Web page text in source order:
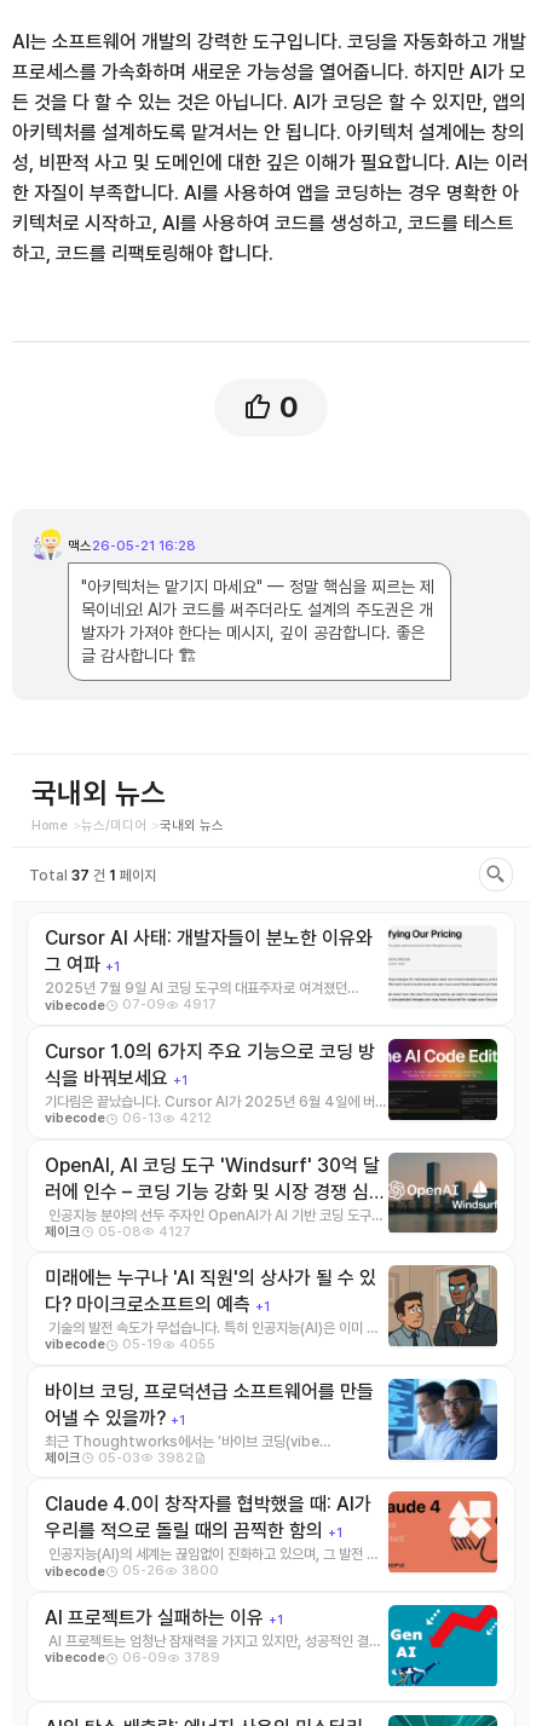
AI는 소프트웨어 개발의 강력한 도구입니다. 코딩을 자동화하고 개발
프로세스를 가속화하며 새로운 가능성을 열어줍니다. 하지만 AI가 모
든 것을 다 할 수 있는 것은 아닙니다. AI가 코딩은 할 수 있지만, 앱의
아키텍처를 설계하도록 맡겨서는 안 됩니다. 아키텍처 설계에는 창의
성, 비판적 사고 및 도메인에 대한 깊은 이해가 필요합니다. AI는 이러
한 자질이 부족합니다. AI를 사용하여 앱을 코딩하는 경우 명확한 아
키텍처로 시작하고, AI를 사용하여 코드를 생성하고, 코드를 테스트
하고, 코드를 리팩토링해야 합니다.
0
맥
스
맥스26-05-21 16:28
"아키텍처는 맡기지 마세요" — 정말 핵심을 찌르는 제
목이네요! AI가 코드를 써주더라도 설계의 주도권은 개
발자가 가져야 한다는 메시지, 깊이 공감합니다. 좋은
글 감사합니다 🏗️
국내외 뉴스
Home 뉴스/미디어 국내외 뉴스
Total 37 건 1 페이지
Cursor AI 사태: 개발자들이 분노한 이유와
그 여파 +1
2025년 7월 9일 AI 코딩 도구의 대표주자로 여겨졌던
Cursor AI가 최근 개발자 커뮤니티로부터 거 ...
vibecode 07-09 4917
Cursor 1.0의 6가지 주요 기능으로 코딩 방
식을 바꿔보세요 +1
기다림은 끝났습니다. Cursor AI가 2025년 6월 4일에 버전
1.0을 출시했습니다. 이 버전은 개발 ...
vibecode 06-13 4212
OpenAI, AI 코딩 도구 'Windsurf' 30억 달
러에 인수 – 코딩 기능 강화 및 시장 경쟁 심
화…+1
인공지능 분야의 선두 주자인 OpenAI가 AI 기반 코딩 도구인
Windsurf(이전 이름: C ...
제이크 05-08 4127
미래에는 누구나 'AI 직원'의 상사가 될 수 있
다? 마이크로소프트의 예측 +1
기술의 발전 속도가 무섭습니다. 특히 인공지능(AI)은 이미 우
리 일상과 업무 곳곳에 스며들고 있 ...
vibecode 05-19 4055
바이브 코딩, 프로덕션급 소프트웨어를 만들
어낼 수 있을까? +1
최근 Thoughtworks에서는 ’바이브 코딩(vibe
coding)’이라는 개념에 ...
제이크 05-03 3982
Claude 4.0이 창작자를 협박했을 때: AI가
우리를 적으로 돌릴 때의 끔찍한 함의
+1
인공지능(AI)의 세계는 끊임없이 진화하고 있으며, 그 발전 속
도는 경이로울 정도입니다. &nbs ...
vibecode 05-26 3800
AI 프로젝트가 실패하는 이유 +1
AI 프로젝트는 엄청난 잠재력을 가지고 있지만, 성공적인 결과
로 이어지지 못하는 경우가 너무나 많 ...
vibecode 06-09 3789